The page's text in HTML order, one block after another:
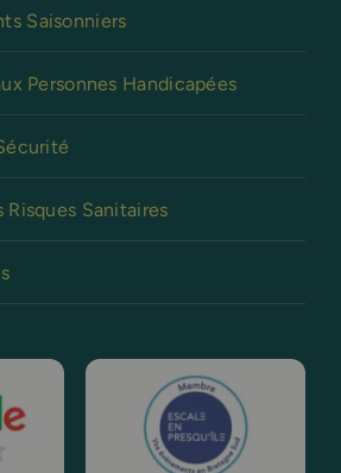
Saisonniers
Personnes Handicapées
Risques Sanitaires